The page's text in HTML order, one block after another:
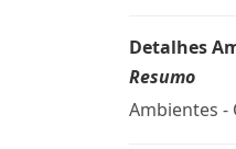
Detalhes
Resumo
Ambientes -